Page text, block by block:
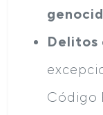
Delitos
Código